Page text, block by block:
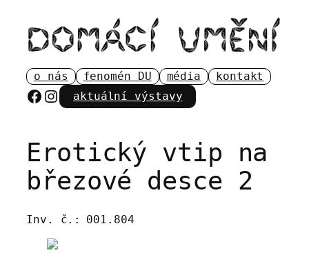
obsah
o nás fenomén DU média kontakt
Facebook
Instagram
aktuální výstavy
Erotický vtip na
březové desce 2
Inv. č.: 001.804